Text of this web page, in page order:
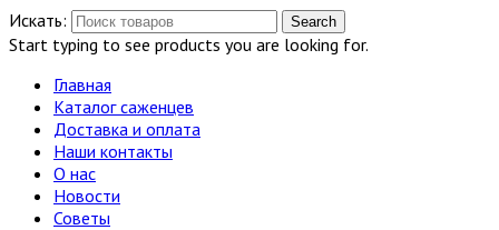
Искать: Search
Start typing to see products you are looking for.
Главная
Каталог саженцев
Доставка и оплата
Наши контакты
О нас
Новости
Советы